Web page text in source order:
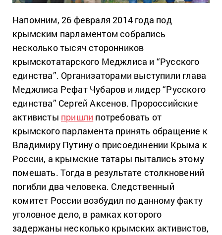
Напомним, 26 февраля 2014 года под
крымским парламентом собрались
несколько тысяч сторонников
крымскотатарского Меджлиса и “Русского
единства”. Организаторами выступили глава
Меджлиса Рефат Чубаров и лидер “Русского
единства” Сергей Аксенов. Пророссийские
активисты пришли потребовать от
крымского парламента принять обращение к
Владимиру Путину о присоединении Крыма к
России, а крымские татары пытались этому
помешать. Тогда в результате столкновений
погибли два человека. Следственный
комитет России возбудил по данному факту
уголовное дело, в рамках которого
задержаны несколько крымских активистов,